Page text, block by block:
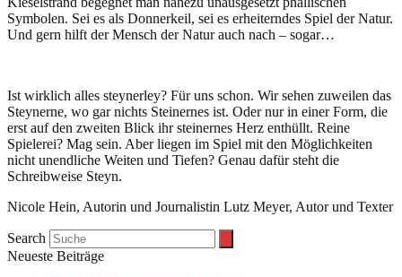
Symbolen. Sei es als Donnerkeil, sei es erheiterndes Spiel der Natur.
Und gern hilft der Mensch der Natur auch nach – sogar…
Ist wirklich alles steynerley? Für uns schon. Wir sehen zuweilen das
Steynerne, wo gar nichts Steinernes ist. Oder nur in einer Form, die
erst auf den zweiten Blick ihr steinernes Herz enthüllt. Reine
Spielerei? Mag sein. Aber liegen im Spiel mit den Möglichkeiten
nicht unendliche Weiten und Tiefen? Genau dafür steht die
Schreibweise Steyn.
Nicole Hein, Autorin und Journalistin Lutz Meyer, Autor und Texter
Search
Neueste Beiträge